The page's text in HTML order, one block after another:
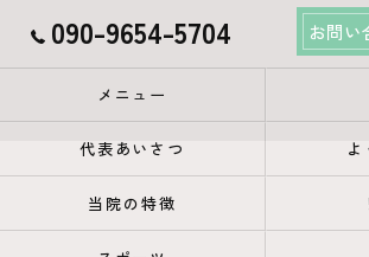
090-9654-5704 お問い
メニュー
代表あいさつ
当院の特徴